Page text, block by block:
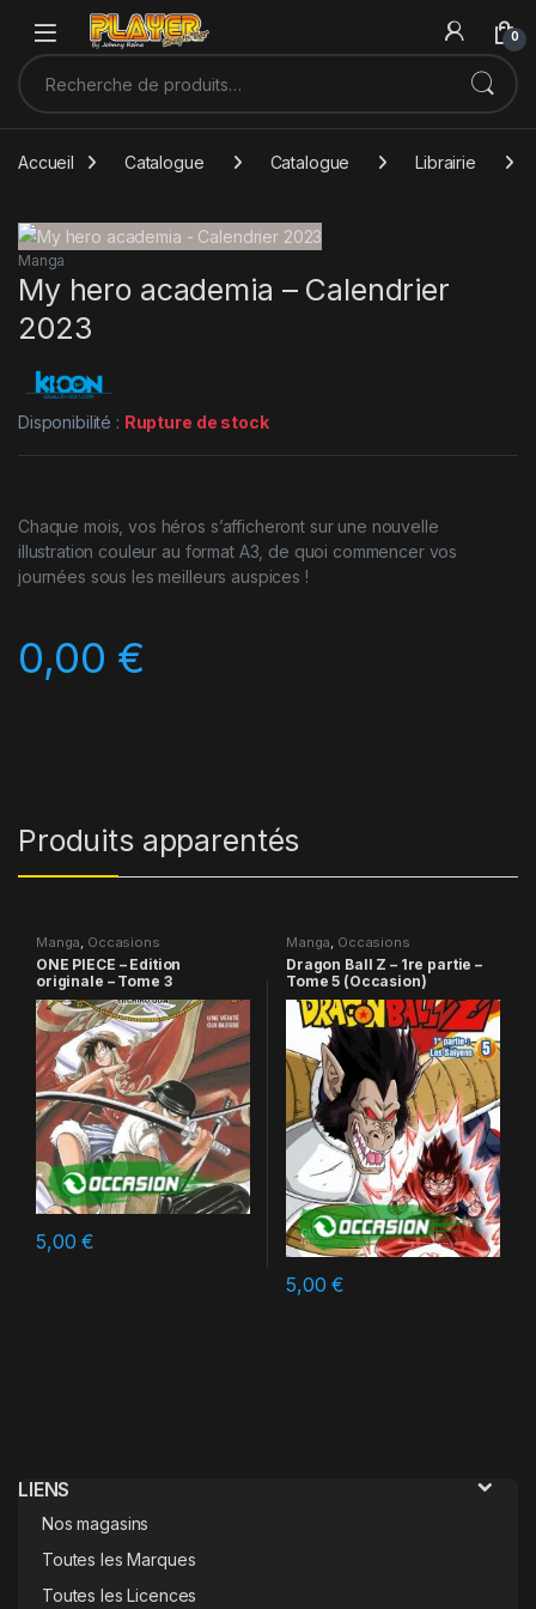
Sauter à la navigation
Skip to content
0
Recherche pour :
Accueil Catalogue Catalogue Librairie
Manga
My hero academia – Calendrier
2023
Disponibilité : Rupture de stock
Chaque mois, vos héros s’afficheront sur une nouvelle
illustration couleur au format A3, de quoi commencer vos
journées sous les meilleurs auspices !
0,00 €
Produits apparentés
Manga, Occasions
ONE PIECE – Edition
originale – Tome 3
5,00€
Manga, Occasions
Dragon Ball Z – 1re partie –
Tome 5 (Occasion)
5,00€
LIENS
Nos magasins
Toutes les Marques
Toutes les Licences